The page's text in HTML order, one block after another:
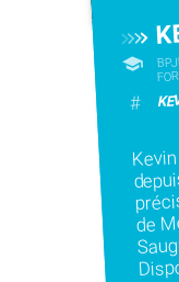
#
de